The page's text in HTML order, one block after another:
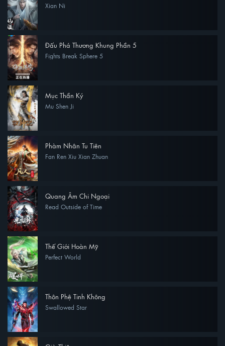
Xian Ni
Đấu Phá Thương Khung Phần 5
Fights Break Sphere 5
Mục Thần Ký
Mu Shen Ji
Phàm Nhân Tu Tiên
Fan Ren Xiu Xian Zhuan
Quang Âm Chi Ngoại
Read Outside of Time
Thế Giới Hoàn Mỹ
Perfect World
Thôn Phệ Tinh Không
Swallowed Star